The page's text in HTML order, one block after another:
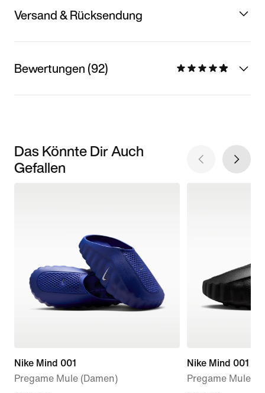
Versand & Rücksendung
Bewertungen (92)
Das Könnte Dir Auch
Gefallen
Nike Mind 001
Pregame Mule (Damen)
Nike Mind 001
Pregame Mules